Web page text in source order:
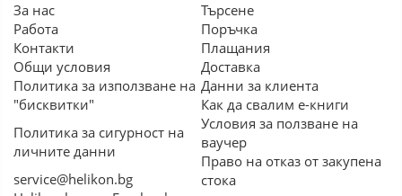
За нас
Работа
Контакти
Общи условия
Политика за използване на
"бисквитки"
Политика за сигурност на
личните данни
service@helikon.bg
Търсене
Поръчка
Плащания
Доставка
Данни за клиента
Как да свалим е-книги
Условия за ползване на
ваучер
Право на отказ от закупена
стока